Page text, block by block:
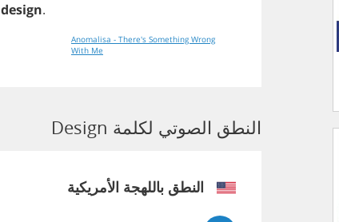
design.
Anomalisa - There's Something Wrong
With Me
النطق الصوتي لكلمة Design
النطق باللهجة الأمريكية